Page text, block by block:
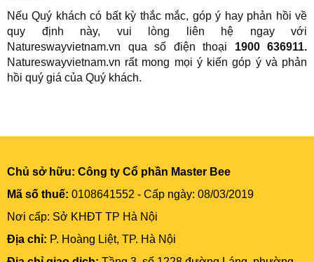
Nếu Quý khách có bất kỳ thắc mắc, góp ý hay phản hồi về
quy định này, vui lòng liên hệ ngay với
Natureswayvietnam.vn qua số điện thoại 1900 636911.
Natureswayvietnam.vn rất mong mọi ý kiến góp ý và phản
hồi quý giá của Quý khách.
Chủ sở hữu: Công ty Cổ phần Master Bee
Mã số thuế: 0108641552 - Cấp ngày: 08/03/2019
Nơi cấp: Sở KHĐT TP Hà Nội
Địa chỉ: P. Hoàng Liệt, TP. Hà Nội